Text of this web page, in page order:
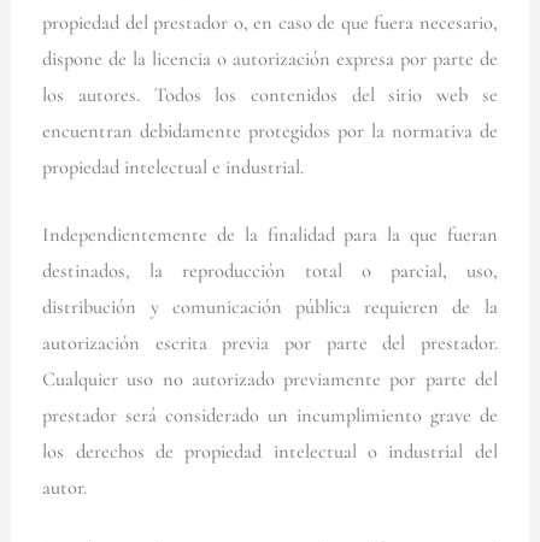
propiedad del prestador o, en caso de que fuera necesario,
dispone de la licencia o autorización expresa por parte de
los autores. Todos los contenidos del sitio web se
encuentran debidamente protegidos por la normativa de
propiedad intelectual e industrial.
Independientemente de la finalidad para la que fueran
destinados, la reproducción total o parcial, uso,
distribución y comunicación pública requieren de la
autorización escrita previa por parte del prestador.
Cualquier uso no autorizado previamente por parte del
prestador será considerado un incumplimiento grave de
los derechos de propiedad intelectual o industrial del
autor.